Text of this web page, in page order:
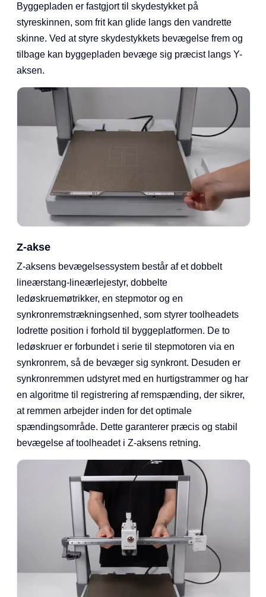
Byggepladen er fastgjort til skydestykket på
styreskinnen, som frit kan glide langs den vandrette
skinne. Ved at styre skydestykkets bevægelse frem og
tilbage kan byggepladen bevæge sig præcist langs Y-
aksen.
Z-akse
Z-aksens bevægelsessystem består af et dobbelt
lineærstang-lineærlejestyr, dobbelte
ledøskruemøtrikker, en stepmotor og en
synkronremstrækningsenhed, som styrer toolheadets
lodrette position i forhold til byggeplatformen. De to
ledøskruer er forbundet i serie til stepmotoren via en
synkronrem, så de bevæger sig synkront. Desuden er
synkronremmen udstyret med en hurtigstrammer og har
en algoritme til registrering af remspænding, der sikrer,
at remmen arbejder inden for det optimale
spændingsområde. Dette garanterer præcis og stabil
bevægelse af toolheadet i Z-aksens retning.